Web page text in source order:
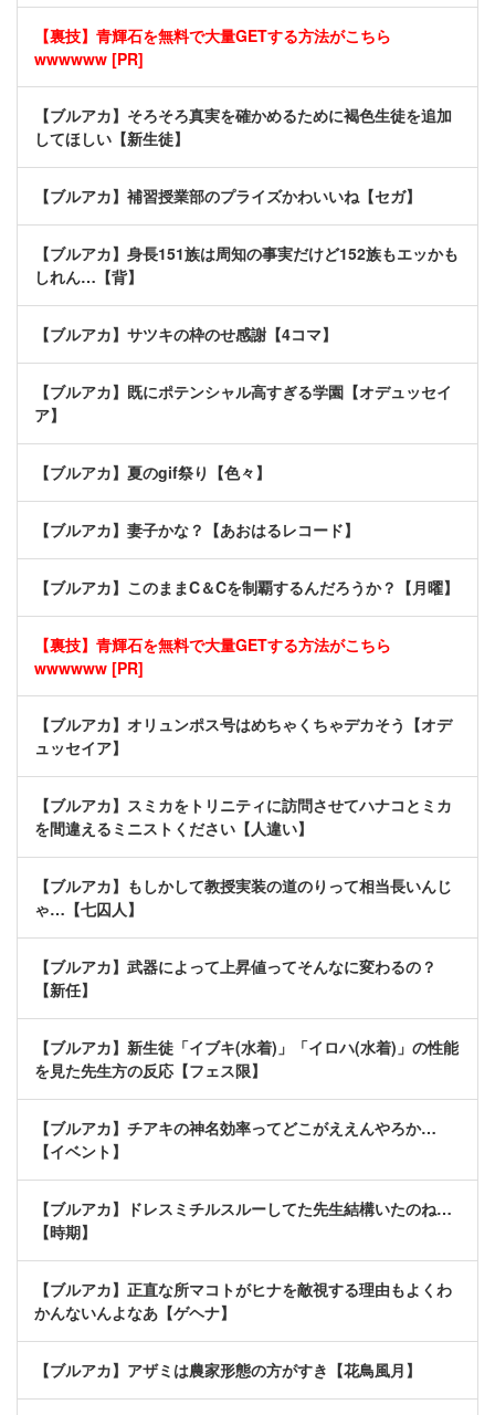
【裏技】青輝石を無料で大量GETする方法がこちら
wwwwww [PR]
【ブルアカ】そろそろ真実を確かめるために褐色生徒を追加
してほしい【新生徒】
【ブルアカ】補習授業部のプライズかわいいね【セガ】
【ブルアカ】身長151族は周知の事実だけど152族もエッかも
しれん…【背】
【ブルアカ】サツキの枠のせ感謝【4コマ】
【ブルアカ】既にポテンシャル高すぎる学園【オデュッセイ
ア】
【ブルアカ】夏のgif祭り【色々】
【ブルアカ】妻子かな？【あおはるレコード】
【ブルアカ】このままC＆Cを制覇するんだろうか？【月曜】
【裏技】青輝石を無料で大量GETする方法がこちら
wwwwww [PR]
【ブルアカ】オリュンポス号はめちゃくちゃデカそう【オデ
ュッセイア】
【ブルアカ】スミカをトリニティに訪問させてハナコとミカ
を間違えるミニストください【人違い】
【ブルアカ】もしかして教授実装の道のりって相当長いんじ
ゃ…【七囚人】
【ブルアカ】武器によって上昇値ってそんなに変わるの？
【新任】
【ブルアカ】新生徒「イブキ(水着)」「イロハ(水着)」の性能
を見た先生方の反応【フェス限】
【ブルアカ】チアキの神名効率ってどこがええんやろか…
【イベント】
【ブルアカ】ドレスミチルスルーしてた先生結構いたのね…
【時期】
【ブルアカ】正直な所マコトがヒナを敵視する理由もよくわ
かんないんよなあ【ゲヘナ】
【ブルアカ】アザミは農家形態の方がすき【花鳥風月】